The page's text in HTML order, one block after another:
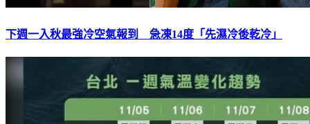
下週一入秋最強冷空氣報到 急凍14度「先濕冷後乾冷」